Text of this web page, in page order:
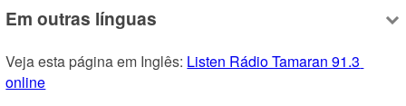
Em outras línguas
Veja esta página em Inglês: Listen Rádio Tamaran 91.3
online